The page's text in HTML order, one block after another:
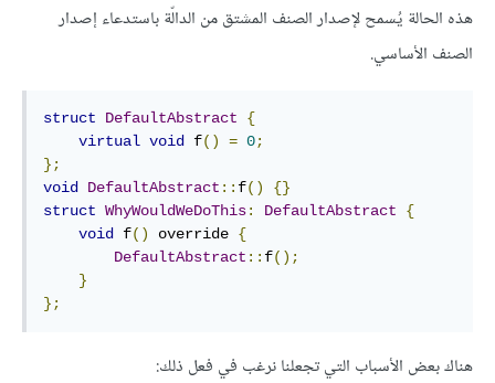
هذه الحالة يُسمح لإصدار الصنف المشتق من الدالّة باستدعاء إصدار
الصنف الأساسي.
struct DefaultAbstract
{
virtual void f() = 0;
};
void
DefaultAbstract :: f()
{}
struct WhyWouldWeDoThis: DefaultAbstract
{
void
f() override {
DefaultAbstract :: f();
}
};
هناك بعض الأسباب التي تجعلنا نرغب في فعل ذلك: